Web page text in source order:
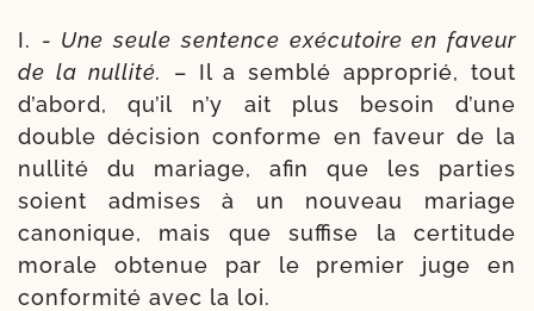
I. - Une seule sen­tence exé­cu­toire en faveur
de la nul­li­té.
– Il a sem­blé appro­prié, tout
d’a­bord, qu’il n’y ait plus besoin d’une
double déci­sion conforme en faveur de la
nul­li­té du mariage, afin que les par­ties
soient admises à un nou­veau mariage
cano­nique, mais que suf­fise la cer­ti­tude
morale obte­nue par le pre­mier juge en
confor­mi­té avec la loi.